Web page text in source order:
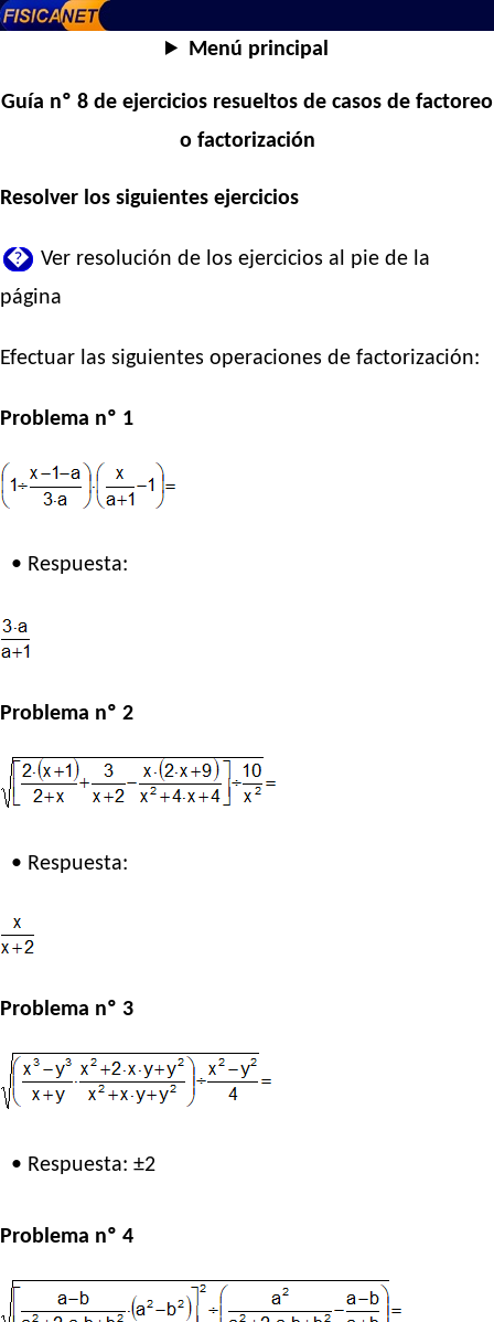
Menú principal
Guía nº 8 de ejercicios resueltos de casos de factoreo
o factorización
Resolver los siguientes ejercicios
� Ver resolución de los ejercicios al pie de la
página
Efectuar las siguientes operaciones de factorización:
Problema nº 1
• Respuesta:
Problema nº 2
• Respuesta:
Problema nº 3
• Respuesta: ±2
Problema nº 4